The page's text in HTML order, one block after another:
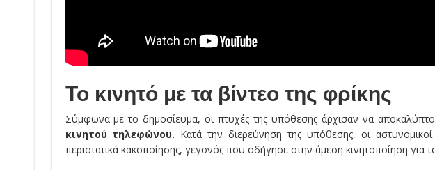
Το κινητό με τα βίντεο της φρίκης
Σύμφωνα με το δημοσίευμα, οι πτυχές της υπόθεσης άρχισαν να
κινητού τηλεφώνου. Κατά την διερεύνηση της υπόθεσης, οι
περιστατικά κακοποίησης, γεγονός που οδήγησε στην άμεση κινητοποίηση για